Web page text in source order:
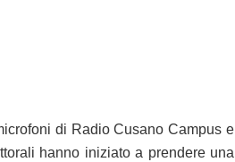
di Radio Cusano Campus e
hanno iniziato a prendere una